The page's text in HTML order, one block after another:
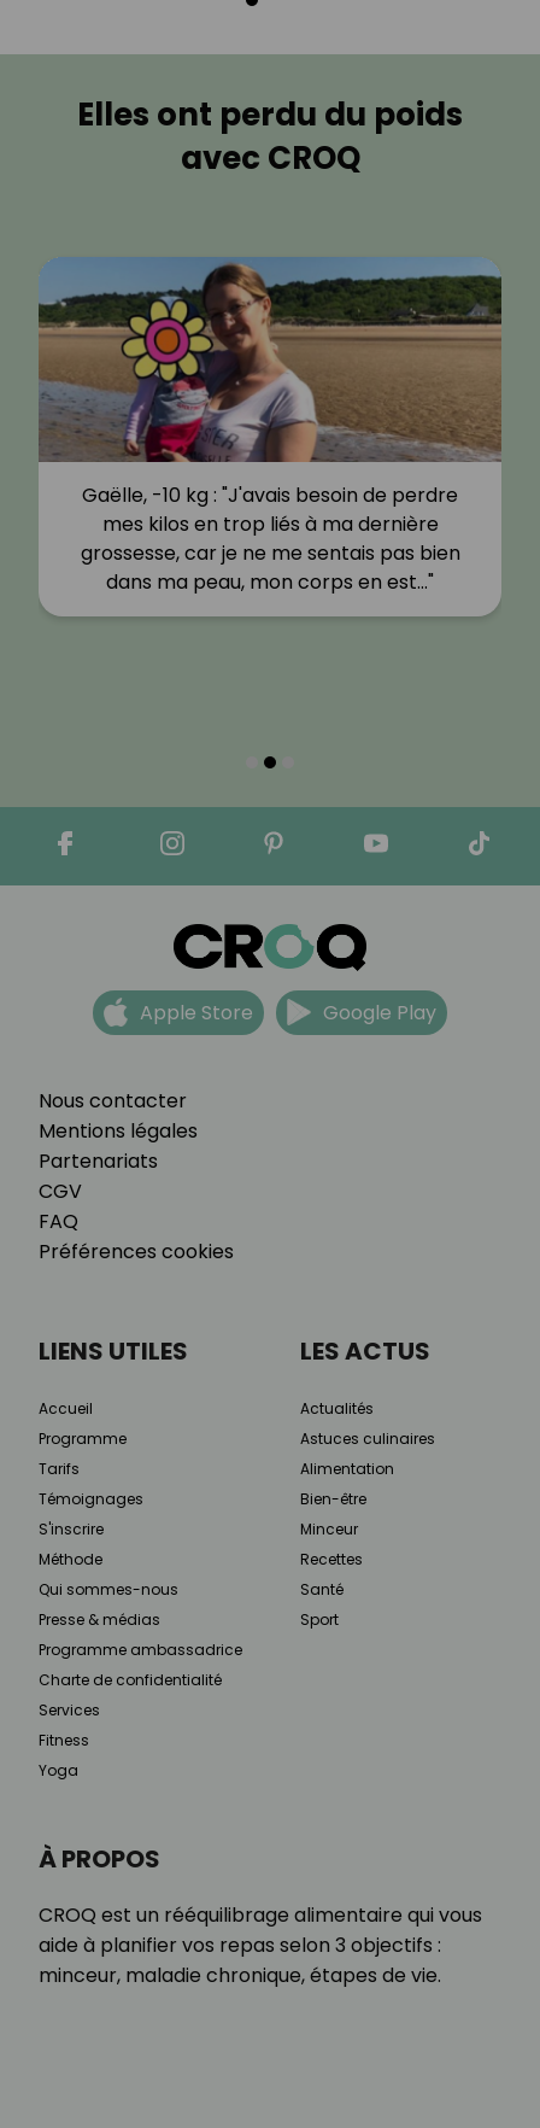
Elles ont perdu du poids
avec CROQ
Gaëlle, -10 kg : "J'avais besoin de perdre
mes kilos en trop liés à ma dernière
grossesse, car je ne me sentais pas bien
dans ma peau, mon corps en est…"
Nous contacter
Mentions légales
Partenariats
CGV
FAQ
Préférences cookies
Apple Store Google Play
À PROPOS
CROQ est un rééquilibrage alimentaire qui vous
aide à planifier vos repas selon 3 objectifs :
minceur, maladie chronique, étapes de vie.
LIENS UTILES
Accueil
Programme
Tarifs
Témoignages
S'inscrire
Méthode
Qui sommes-nous
Presse & médias
Programme ambassadrice
Charte de confidentialité
Services
Fitness
Yoga
LES ACTUS
Actualités
Astuces culinaires
Alimentation
Bien-être
Minceur
Recettes
Santé
Sport